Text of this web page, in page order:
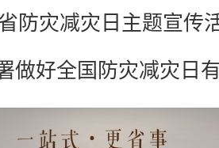
防灾减灾日主题宣传
做好全国防灾减灾日